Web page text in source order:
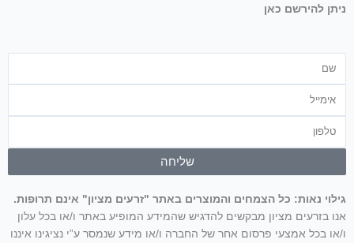
ניתן להירשם כאן
שליחה
גילוי נאות: כל הצמחים והמוצרים באתר "זרעים מציון" אינם תרופות.
אנו בזרעים מציון מבקשים להדגיש שהמידע המופיע באתר ו/או בכל עלון
ו/או בכל אמצעי פרסום אחר של החברה ו/או מידע שנמסר ע”י נציגינו איננו